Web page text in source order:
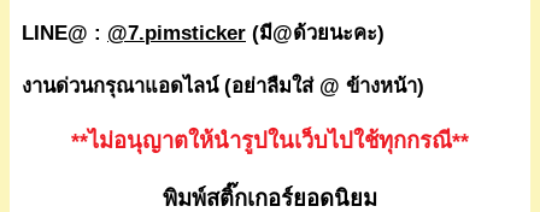
LINE@ : @7.pimsticker (มี@ด้วยนะคะ)
งานด่วนกรุณาแอดไลน์ (อย่าลืมใส่ @ ข้างหน้า)
**ไม่อนุญาตให้นำรูปในเว็บไปใช้ทุกกรณี**
พิมพ์สติ๊กเกอร์ยอดนิยม